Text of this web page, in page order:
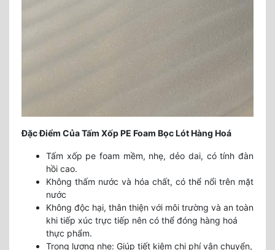
Đặc Điểm Của Tấm Xốp PE Foam Bọc Lót Hàng Hoá
Tấm xốp pe foam mềm, nhẹ, dẻo dai, có tính đàn
hồi cao.
Không thấm nước và hóa chất, có thể nổi trên mặt
nước
Không độc hại, thân thiện với môi trường và an toàn
khi tiếp xúc trực tiếp nên có thể đóng hàng hoá
thực phẩm.
Trọng lượng nhẹ: Giúp tiết kiệm chi phí vận chuyển,